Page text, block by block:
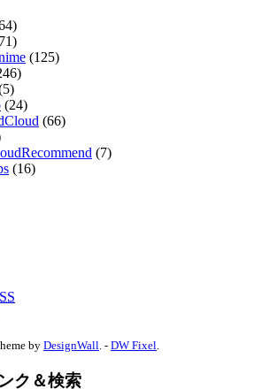
(125)
(24)
(66)
(7)
(16)
by DesignWall. - DW Fixel.
ク＆検索